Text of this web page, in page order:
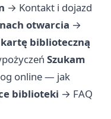
→ Kontakt i dojazd
otwarcia →
kartę biblioteczną
Szukam
online — jak
biblioteki → FAQ